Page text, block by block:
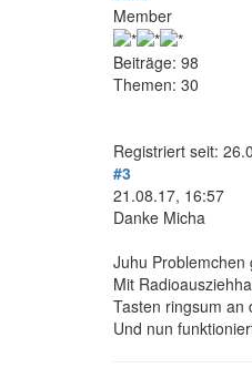
Member
Beiträge: 98
Themen: 30
Registriert seit:
#3
21.08.17, 16:57
Danke Micha
Juhu Problemchen
Mit
Tasten ringsum an
Und nun